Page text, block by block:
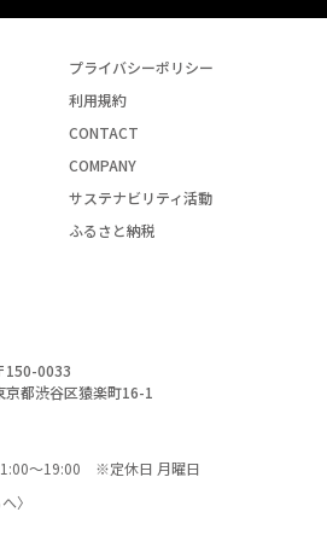
プライバシーポリシー
利用規約
CONTACT
COMPANY
サステナビリティ活動
ふるさと納税
150-0033
京都渋谷区猿楽町16-1
～19:00 ※定休日 月曜日
へ〉